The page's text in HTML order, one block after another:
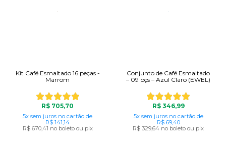
Kit Café Esmaltado 16 peças -
Marrom
R$ 705,70
5x sem juros no cartão de
R$ 141,14
R$ 670,41 no boleto ou pix
Conjunto de Café Esmaltado
– 09 pçs – Azul Claro (EWEL)
R$ 346,99
5x sem juros no cartãode
R$ 69,40
R$ 329,64 no boleto ou pix